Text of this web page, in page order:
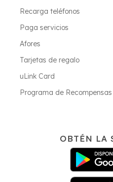
Recarga teléfonos
Paga servicios
Afores
Tarjetas de regalo
uLink Card
Programa de
OBTÉN LA